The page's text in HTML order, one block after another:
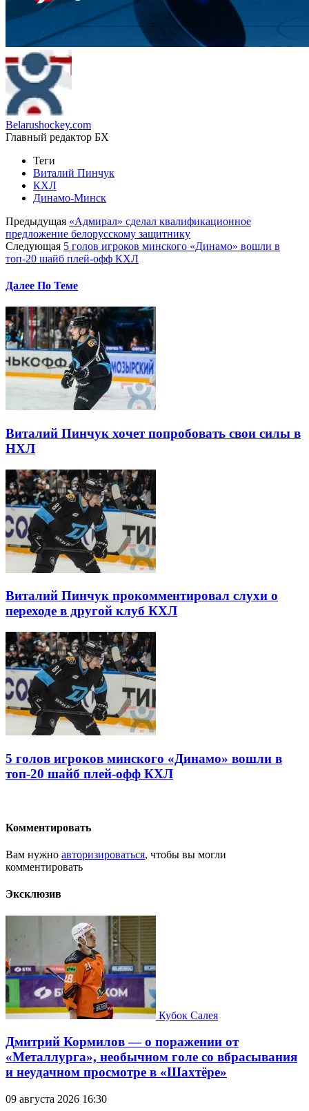
Belarushockey.com
Главный редактор БХ
Теги
Виталий Пинчук
КХЛ
Динамо-Минск
Предыдущая «Адмирал» сделал квалификационное
предложение белорусскому защитнику
Следующая 5 голов игроков минского «Динамо» вошли в
топ-20 шайб плей-офф КХЛ
Далее По Теме
Виталий Пинчук хочет попробовать свои силы в
НХЛ
Виталий Пинчук прокомментировал слухи о
переходе в другой клуб КХЛ
5 голов игроков минского «Динамо» вошли в
топ-20 шайб плей-офф КХЛ
Комментировать
Вам нужно авторизироваться, чтобы вы могли
комментировать
Эксклюзив
Кубок Салея
Дмитрий Кормилов — о поражении от
«Металлурга», необычном голе со вбрасывания
и неудачном просмотре в «Шахтёре»
09 августа 2026 16:30